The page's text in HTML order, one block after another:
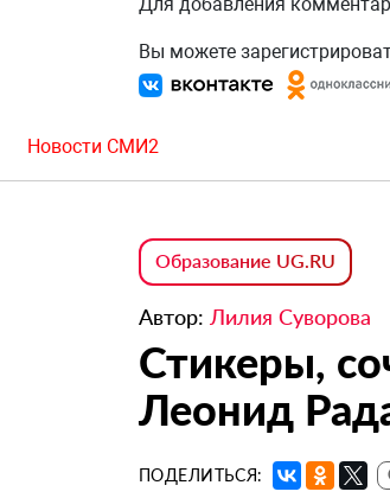
Вы можете
Новости СМИ2
Образование UG.RU
Автор: Лилия Суворова
Стикеры,
Леонид
ПОДЕЛИТЬСЯ: